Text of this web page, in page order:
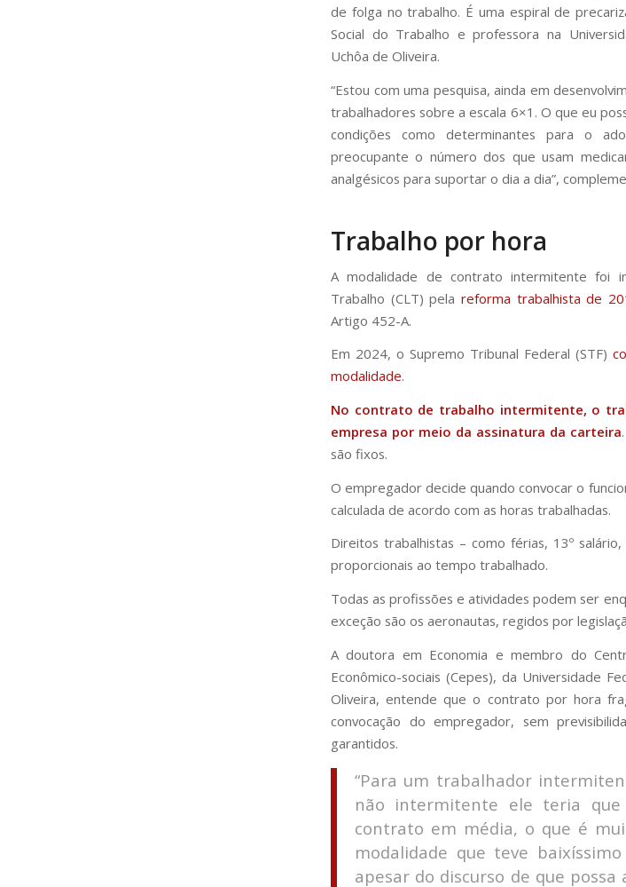
de folga no trabalho. É uma espiral de
Social do Trabalho e professora na
Uchôa de Oliveira.
“Estou com uma pesquisa, ainda em
trabalhadores sobre a escala 6×1. O que eu
condições como determinantes para o
preocupante o número dos que usam
analgésicos para suportar o dia a dia”,
Trabalho por hora
A modalidade de contrato intermitente foi
Trabalho (CLT) pelareforma trabalhista de
Artigo 452-A.
Em 2024, o Supremo Tribunal Federal (STF)
modalidade.
No contrato de trabalho intermitente, o
empresa por meio da assinatura da carteira
são fixos.
O empregador decide quando convocar o
calculada de acordo com as horas trabalhadas.
Direitos trabalhistas – como férias, 13º
proporcionais ao tempo trabalhado.
Todas as profissões e atividades podem ser
exceção são os aeronautas, regidos por
A doutora em Economia e membro do
Econômico-sociais (Cepes), da Universidade
Oliveira, entende que o contrato por hora
convocação do empregador, sem
garantidos.
“Para um trabalhador
não intermitente ele teria
contrato em média, o que é
modalidade que teve
apesar do discurso de que